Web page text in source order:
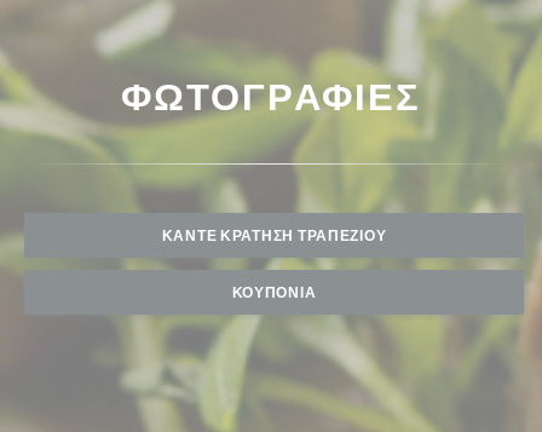
ΦΩΤΟΓΡΑΦΊΕΣ
ΚΆΝΤΕ ΚΡΆΤΗΣΗ ΤΡΑΠΕΖΙΟΎ
ΚΟΥΠΌΝΙΑ